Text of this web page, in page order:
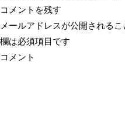
コメントを残す
メールアドレスが公開されるこ
欄は必須項目です
コメント